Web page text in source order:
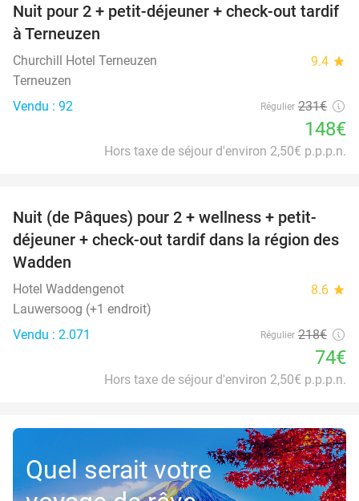
36%
Nuit pour 2 + petit-déjeuner + check-out tardif
à Terneuzen
Churchill Hotel Terneuzen 9.4 star
Terneuzen
Vendu : 92
Régulier 231€
148€
Hors taxe de séjour d'environ 2,50€ p.p.p.n.
66%
Nuit (de Pâques) pour 2 + wellness + petit-
déjeuner + check-out tardif dans la région des
Wadden
Hotel Waddengenot 8.6 star
Lauwersoog (+1 endroit)
Vendu : 2.071
Régulier 218€
74€
Hors taxe de séjour d'environ 2,50€ p.p.p.n.
Quel serait votre